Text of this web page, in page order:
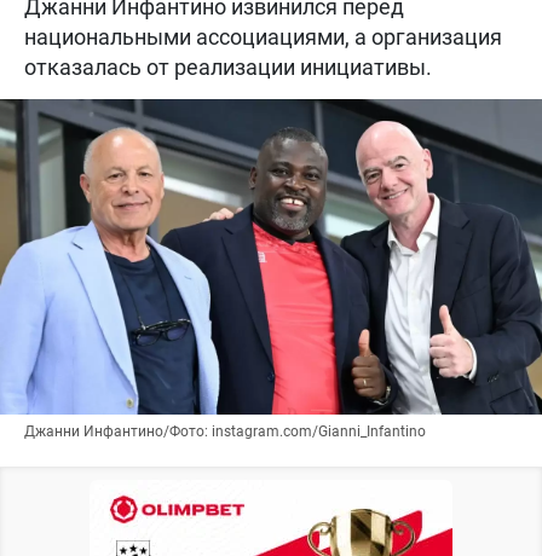
Джанни Инфантино извинился перед
национальными ассоциациями, а организация
отказалась от реализации инициативы.
Джанни Инфантино/Фото: instagram.com/Gianni_Infantino